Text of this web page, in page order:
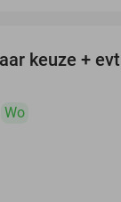
keuze +
Wo